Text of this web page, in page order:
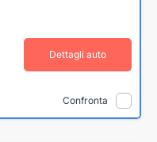
Dettagli auto
Confronta